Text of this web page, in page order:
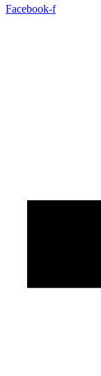
Facebook-f